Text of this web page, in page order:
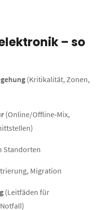
– so
(Kritikalität, Zonen,
(Online/Offline‑Mix,
Standorten
Migration
(Leitfäden für